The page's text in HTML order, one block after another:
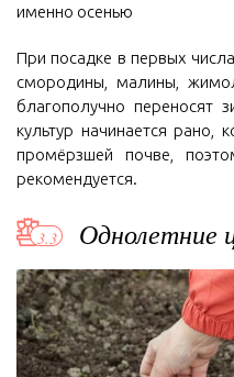
именно осенью
При посадке в первых
смородины, малины,
благополучно переносят
культур начинается рано,
промёрзшей почве,
рекомендуется.
Однолетние